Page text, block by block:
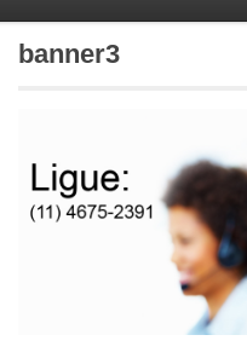
banner3